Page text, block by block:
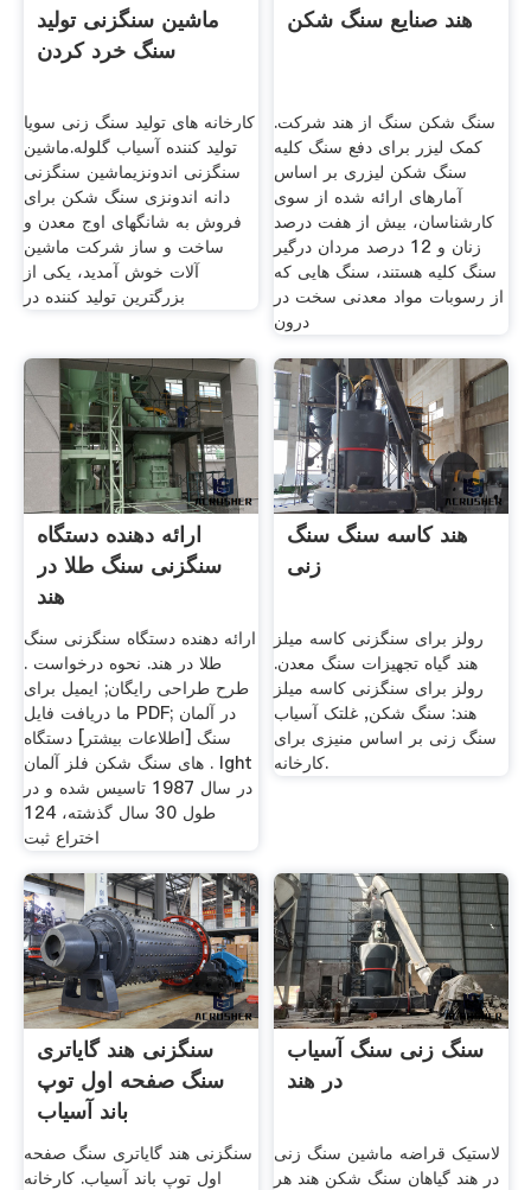
ماشین سنگزنی تولید
سنگ خرد کردن
کارخانه های تولید سنگ زنی سویا
تولید کننده آسیاب گلوله.ماشین
سنگزنی اندونزیماشین سنگزنی
دانه اندونزی سنگ شکن برای
فروش به شانگهای اوج معدن و
ساخت و ساز شرکت ماشین
آلات خوش آمدید، یکی از
بزرگترین تولید کننده در
هند صنایع سنگ شکن
سنگ شکن سنگ از هند شرکت.
کمک لیزر برای دفع سنگ کلیه
سنگ شکن لیزری بر اساس
آمارهای ارائه شده از سوی
کارشناسان، بیش از هفت درصد
زنان و 12 درصد مردان درگیر
سنگ کلیه هستند، سنگ هایی که
از رسوبات مواد معدنی سخت در
درون
ارائه دهنده دستگاه
سنگزنی سنگ طلا در
هند
ارائه دهنده دستگاه سنگزنی سنگ
طلا در هند. نحوه درخواست .
طرح طراحی رایگان; ایمیل برای
ما دریافت فایل PDF; در آلمان
سنگ [اطلاعات بیشتر] دستگاه
های سنگ شکن فلز آلمان . lght
در سال 1987 تاسیس شده و در
طول 30 سال گذشته، 124
اختراع ثبت
هند کاسه سنگ سنگ
زنی
رولز برای سنگزنی کاسه میلز
هند گیاه تجهیزات سنگ معدن.
رولز برای سنگزنی کاسه میلز
هند: سنگ شکن, غلتک آسیاب
سنگ زنی بر اساس منیزی برای
کارخانه.
سنگزنی هند گایاتری
سنگ صفحه اول توپ
باند آسیاب
سنگزنی هند گایاتری سنگ صفحه
اول توپ باند آسیاب. کارخانه
سنگ زنی سنگ آسیاب
در هند
لاستیک قراضه ماشین سنگ زنی
در هند گیاهان سنگ شکن هند هر